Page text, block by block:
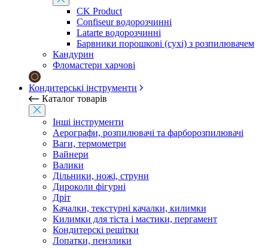
CK Product
Confiseur водорозчинні
Latarte водорозчинні
Барвники порошкові (сухі) з розпилювачем
Кандурин
Фломастери харчові
Кондитерські інструменти
Каталог товарів
Інші інструменти
Аерографи, розпилювачі та фарборозпилювачі
Ваги, термометри
Вайнери
Валики
Дільники, ножі, струни
Дироколи фігурні
Дріт
Качалки, текстурні качалки, килимки
Килимки для тіста і мастики, пергамент
Кондитерскі решітки
Лопатки, пензлики